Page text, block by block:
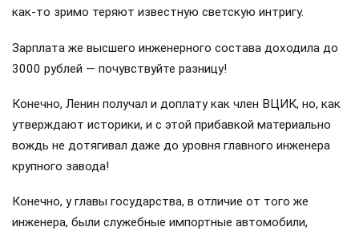
как-то зримо теряют известную светскую интригу.
Зарплата же высшего инженерного состава доходила до
3000 рублей — почувствуйте разницу!
Конечно, Ленин получал и доплату как член ВЦИК, но, как
утверждают историки, и с этой прибавкой материально
вождь не дотягивал даже до уровня главного инженера
крупного завода!
Конечно, у главы государства, в отличие от того же
инженера, были служебные импортные автомобили,